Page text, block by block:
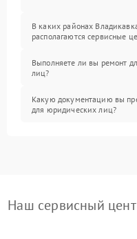
В каких районах
располагаются сервисные
Выполняете ли вы ремонт
лиц?
Какую документацию вы
для юридических лиц?
Наш сервисный